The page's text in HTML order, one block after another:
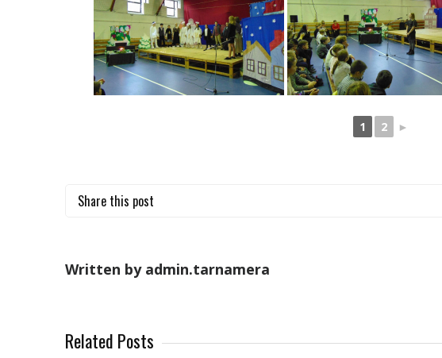
1 2 ►
Share this post
Written by admin.tarnamera
Related Posts